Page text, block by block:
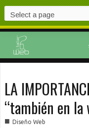
LA
“también en la
■ Diseño Web